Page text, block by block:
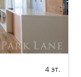
4 эт.